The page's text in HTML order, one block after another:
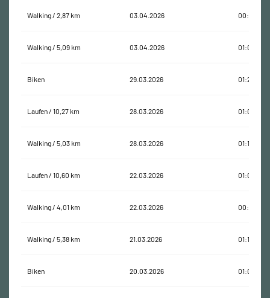
Walking / 2,87 km 03.04.2026 00:40:51
Walking / 5,09 km 03.04.2026 01:09:30
Biken 29.03.2026 01:22:30
Laufen / 10,27 km 28.03.2026 01:00:21
Walking / 5,03 km 28.03.2026 01:10:51
Laufen / 10,60 km 22.03.2026 01:07:11
Walking / 4,01 km 22.03.2026 00:54:57
Walking / 5,38 km 21.03.2026 01:12:27
Biken 20.03.2026 01:05:05